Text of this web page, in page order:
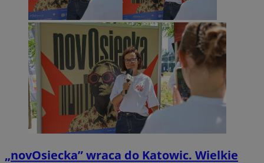
„novOsiecka” wraca do Katowic. Wielkie